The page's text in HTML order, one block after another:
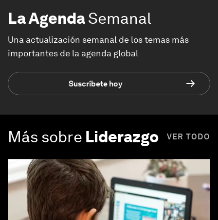
La AgendaSemanal
Una actualización semanal de los temas más
importantes de la agenda global
Suscríbete hoy
Más sobre Liderazgo VER TODO